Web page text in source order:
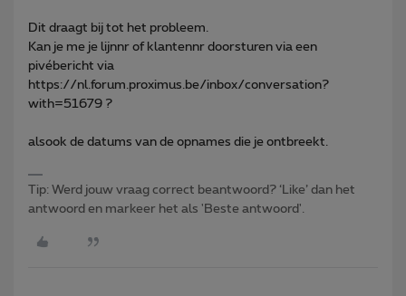
Dit draagt bij tot het probleem.
Kan je me je lijnnr of klantennr doorsturen via een
pivébericht via
https://nl.forum.proximus.be/inbox/conversation?
with=51679 ?
alsook de datums van de opnames die je ontbreekt.
Tip: Werd jouw vraag correct beantwoord? ‘Like’ dan het
antwoord en markeer het als 'Beste antwoord'.